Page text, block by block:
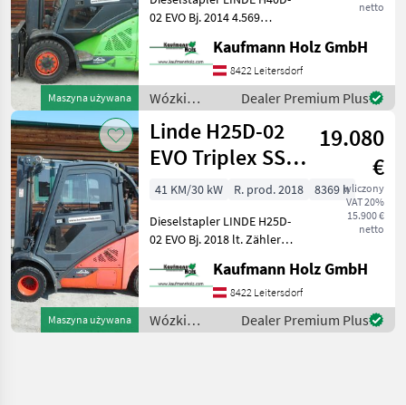
Maszyna używana
netto
02 EVO Bj. 2014 4.569
bestätigt per Auslesung ) 55
KW 4 Tonnen Hubkraft 2, 40
Meter Bauhöhe 4, 67 Meter
Hubh
Kaufmann Holz GmbH
8422 Leitersdorf
Wózki
widłowe i
technika
magazynowa
/ Linde
Dealer Premium Plus
Maszyna używana
Linde H25D-02
EVO Triplex SS
4.Kreis
Zwillingsreifen
19.080
€
wliczony
VAT 20%
15.900 €
netto
41 KM/30 kW R. prod. 2018
8369 h
Dieselstapler LINDE H25D-
02 EVO Bj. 2018 lt. Zähler
Tonnen Hubkraft 2, 20
Meter Bauhöhe 4, 86 Meter
Hubhöhe -
Triplexfreihubmast
Kaufmann Holz GmbH
8422 Leitersdorf
Wózki
widłowe i
Dealer Premium Plus